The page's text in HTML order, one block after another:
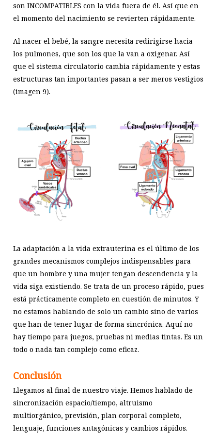
son INCOMPATIBLES con la vida fuera de él. Así que en
el momento del nacimiento se revierten rápidamente.
Al nacer el bebé, la sangre necesita redirigirse hacia
los pulmones, que son los que la van a oxigenar. Así
que el sistema circulatorio cambia rápidamente y estas
estructuras tan importantes pasan a ser meros vestigios
(imagen 9).
La adaptación a la vida extrauterina es el último de los
grandes mecanismos complejos indispensables para
que un hombre y una mujer tengan descendencia y la
vida siga existiendo. Se trata de un proceso rápido, pues
está prácticamente completo en cuestión de minutos. Y
no estamos hablando de solo un cambio sino de varios
que han de tener lugar de forma sincrónica. Aquí no
hay tiempo para juegos, pruebas ni medias tintas. Es un
todo o nada tan complejo como eficaz.
Conclusión
Llegamos al final de nuestro viaje. Hemos hablado de
sincronización espacio/tiempo, altruismo
multiorgánico, previsión, plan corporal completo,
lenguaje, funciones antagónicas y cambios rápidos.